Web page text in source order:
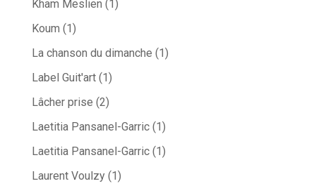
Kham Meslien (1)
Koum (1)
La chanson du dimanche (1)
Label Guit'art(1)
Lâcher prise (2)
Laetitia Pansanel-Garric(1)
Laetitia Pansanel-Garric(1)
Laurent Voulzy(1)